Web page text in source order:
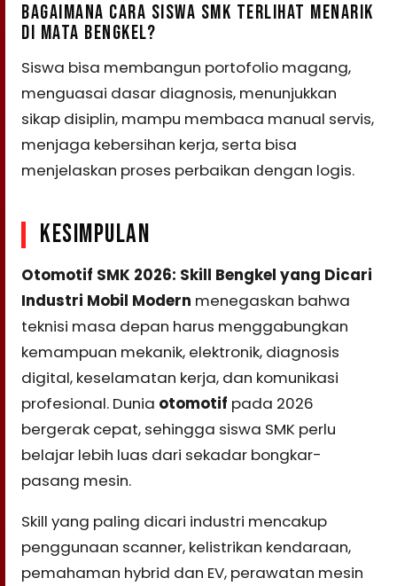
BAGAIMANA CARA SISWA SMK TERLIHAT MENARIK
DI MATA BENGKEL?
Siswa bisa membangun portofolio magang,
menguasai dasar diagnosis, menunjukkan
sikap disiplin, mampu membaca manual servis,
menjaga kebersihan kerja, serta bisa
menjelaskan proses perbaikan dengan logis.
KESIMPULAN
Otomotif SMK 2026: Skill Bengkel yang Dicari
Industri Mobil Modern menegaskan bahwa
teknisi masa depan harus menggabungkan
kemampuan mekanik, elektronik, diagnosis
digital, keselamatan kerja, dan komunikasi
profesional. Dunia otomotif pada 2026
bergerak cepat, sehingga siswa SMK perlu
belajar lebih luas dari sekadar bongkar-
pasang mesin.
Skill yang paling dicari industri mencakup
penggunaan scanner, kelistrikan kendaraan,
pemahaman hybrid dan EV, perawatan mesin